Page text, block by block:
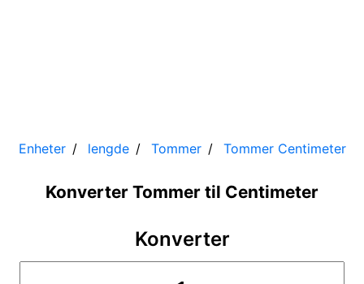
Enheter lengde Tommer Tommer Centimeter
Konverter Tommer til Centimeter
Konverter